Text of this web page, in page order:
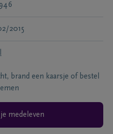
2015
brand een kaarsje of bestel
medeleven